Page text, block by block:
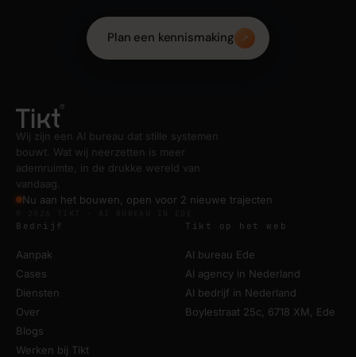
Plan een kennismaking ↗
Wij zijn een AI bureau dat stille systemen
bouwt. Wat wij neerzetten is meer
ademruimte, in de drukke wereld van
vandaag.
Nu aan het bouwen, open voor 2 nieuwe trajecten
Bedrijf
Aanpak
Cases
Diensten
Over
Blogs
Werken bij Tikt
Tikt op het web
AI bureau Ede
AI agency in Nederland
AI bedrijf in Nederland
Boylestraat 25c, 6718 XM, Ede